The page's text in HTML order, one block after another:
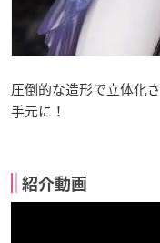
圧倒的な造形で立体化
手元に！
紹介動画